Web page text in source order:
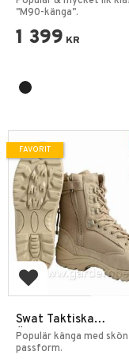
"M90-känga".
1 399 KR
Lägg till i favoriter
Swat Taktiska
Ökenkängor Side-zip
Khaki
Populär känga med skön
passform.
FAVORIT